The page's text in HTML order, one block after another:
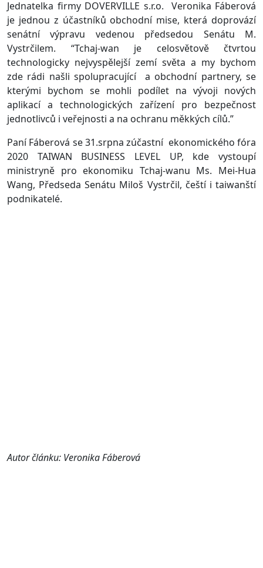
Jednatelka firmy DOVERVILLE s.r.o. Veronika Fáberová
je jednou z účastníků obchodní mise, která doprovází
senátní výpravu vedenou předsedou Senátu M.
Vystrčilem. “Tchaj-wan je celosvětově čtvrtou
technologicky nejvyspělejší zemí světa a my bychom
zde rádi našli spolupracující a obchodní partnery, se
kterými bychom se mohli podílet na vývoji nových
aplikací a technologických zařízení pro bezpečnost
jednotlivců i veřejnosti a na ochranu měkkých cílů.”
Paní Fáberová se 31.srpna zúčastní ekonomického fóra
2020 TAIWAN BUSINESS LEVEL UP, kde vystoupí
ministryně pro ekonomiku Tchaj-wanu Ms. Mei-Hua
Wang, Předseda Senátu Miloš Vystrčil, čeští i taiwanští
podnikatelé.
Autor článku: Veronika Fáberová